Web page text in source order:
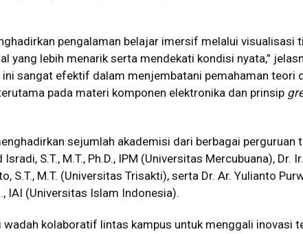
pengalaman belajar imersif melalui visualisasi
yang lebih menarik serta mendekati kondisi nyata,”
ini sangat efektif dalam menjembatani pemahaman teori
pada materi komponen elektronika dan prinsip
sejumlah akademisi dari berbagai perguruan
S.T., M.T., Ph.D., IPM (Universitas Mercubuana), Dr. Ir.
S.T., M.T. (Universitas Trisakti), serta Dr. Ar. Yulianto
IAI (Universitas Islam Indonesia).
kolaboratif lintas kampus untuk menggali inovasi